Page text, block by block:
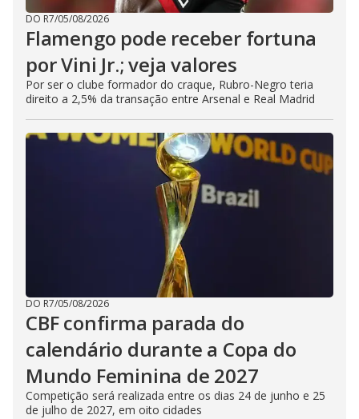
DO R7/05/08/2026
Flamengo pode receber fortuna
por Vini Jr.; veja valores
Por ser o clube formador do craque, Rubro-Negro teria
direito a 2,5% da transação entre Arsenal e Real Madrid
DO R7/05/08/2026
CBF confirma parada do
calendário durante a Copa do
Mundo Feminina de 2027
Competição será realizada entre os dias 24 de junho e 25
de julho de 2027, em oito cidades